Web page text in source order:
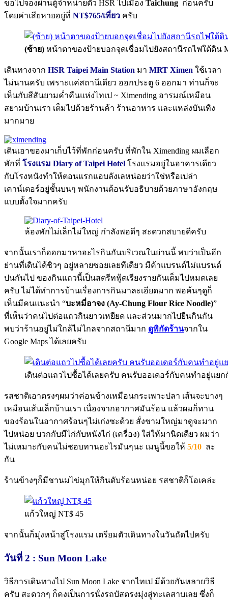
ขอไปจองผ่านตู้จำหน่ายตั๋ว HSR ไปเมือง Taichung ก่อนครับ
โดยค่าเสียหายอยู่ที่ NT$765/เที่ยว ครับ
(ซ้าย) หน้าตาของป้ายบอกจุดเชื่อมไปยังสถานีรถไฟใต้ดิน
เดินทางจาก HSR Taipei Main Station มา MRT Ximen ใช้เวลา
ไม่นานครับ เพราะแค่สถานีเดียว ออกประตู 6 ออกมา ท่านก็จะ
เห็นกับสีสันยามค่ำคืนแห่งไทเป ~ Ximending อารมณ์เหมือน
สยามบ้านเรา เต็มไปด้วยร้านค้า ร้านอาหาร และแหล่งบันเทิง
มากมาย
เดินเอาของมาเก็บไว้ที่พักก่อนครับ ที่พักใน Ximending ผมเลือก
พักที่ โรงแรม Diary of Taipei Hotel โรงแรมอยู่ในอาคารเดียว
กับโรงหนังทำให้ตอนแรกแอบลังเลหน่อยว่าใช่หรือเปล่า
เคาน์เตอร์อยู่ชั้นบนๆ พนักงานต้อนรับอธิบายด้วยภาษาอังกฤษ
แบบตั้งใจมากครับ
ห้องพักไม่เล็กไม่ใหญ่ กำลังพอดีๆ สะดวกสบายดีครับ
จากนั้นเราก็ออกมาหาอะไรกินกันบริเวณในย่านนี้ พบว่าเป็นอีก
ย่านที่เดินได้ชิวๆ อยู่หลายซอยเลยทีเดียว มีค้าแบรนด์ไม่แบรนด์
ปนกันไป ของกินแถวนี้เป็นสตรีทฟู้ดเรียงรายกันเต็มไปหมดเลย
ครับ ไม่ได้ทำการบ้านเรื่องการกินมาละเอียดมาก พอค้นๆดูก็
เห็นมีคนแนะนำ “บะหมี่อาจง (Ay-Chung Flour Rice Noodle)”
ที่เห็นว่าคนไปต่อแถวกินยาวเหยียด และส่วนมากไปยืนกินกัน
พบว่าร้านอยู่ไม่ใกล้ไม่ไกลจากสถานีมาก ดูพิกัดร้านจากใน
Google Maps ได้เลยครับ
เดินต่อแถวไปซื้อได้เลยครับ คนรับออเดอร์กับคนทำอยู่แยก
รสชาติเอาตรงๆผมว่าค่อนข้างเหมือนกระเพาะปลา เส้นจะบางๆ
เหมือนเส้นเล็กบ้านเรา เนื่องจากอากาศมันร้อน แล้วผมก็ทาน
ของร้อนในอากาศร้อนๆไม่เก่งซะด้วย สั่งชามใหญ่มาดูจะมาก
ไปหน่อย บวกกับมีไก่กับหนังไก่ (เครื่อง) ใส่ให้มานิดเดียว ผมว่า
ไม่เหมาะกับคนไม่ชอบทานอะไรมันๆนะ เมนูนี้ขอให้ 5/10 ละ
กัน
ร้านข้างๆก็มีชานมไข่มุกให้กินดับร้อนหน่อย รสชาติก็โอเคล่ะ
แก้วใหญ่ NT$ 45
จากนั้นก็มุ่งหน้าสู่โรงแรม เตรียมตัวเดินทางในวันถัดไปครับ
วันที่ 2 : Sun Moon Lake
วิธีการเดินทางไป Sun Moon Lake จากไทเป มีด้วยกันหลายวิธี
ครับ สะดวกๆ ก็คงเป็นการนั่งรถบัสตรงมุ่งสู่ทะเลสาบเลย ซึ่งก็